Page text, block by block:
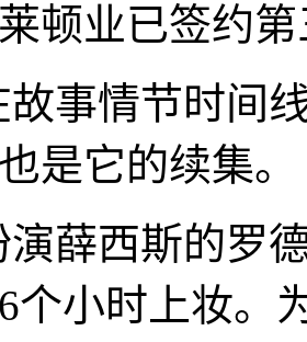
顿业已签约
故事情节时间
是它的续集。
演薛西斯的罗
个小时上妆。